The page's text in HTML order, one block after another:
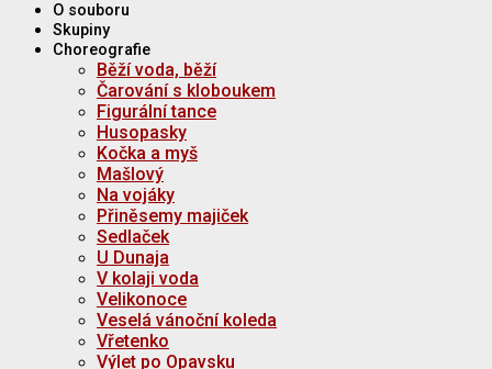
O souboru
Skupiny
Choreografie
Běží voda, běží
Čarování s kloboukem
Figurální tance
Husopasky
Kočka a myš
Mašlový
Na vojáky
Přiněsemy majiček
Sedlaček
U Dunaja
V kolaji voda
Velikonoce
Veselá vánoční koleda
Vřetenko
Výlet po Opavsku